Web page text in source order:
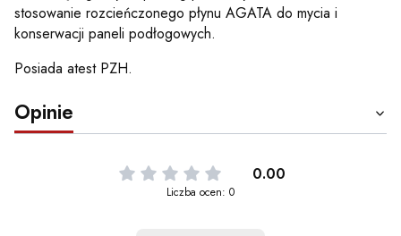
stosowanie rozcieńczonego płynu AGATA do mycia i
konserwacji paneli podłogowych.
Posiada atest PZH.
Opinie
0.00
Liczba ocen: 0